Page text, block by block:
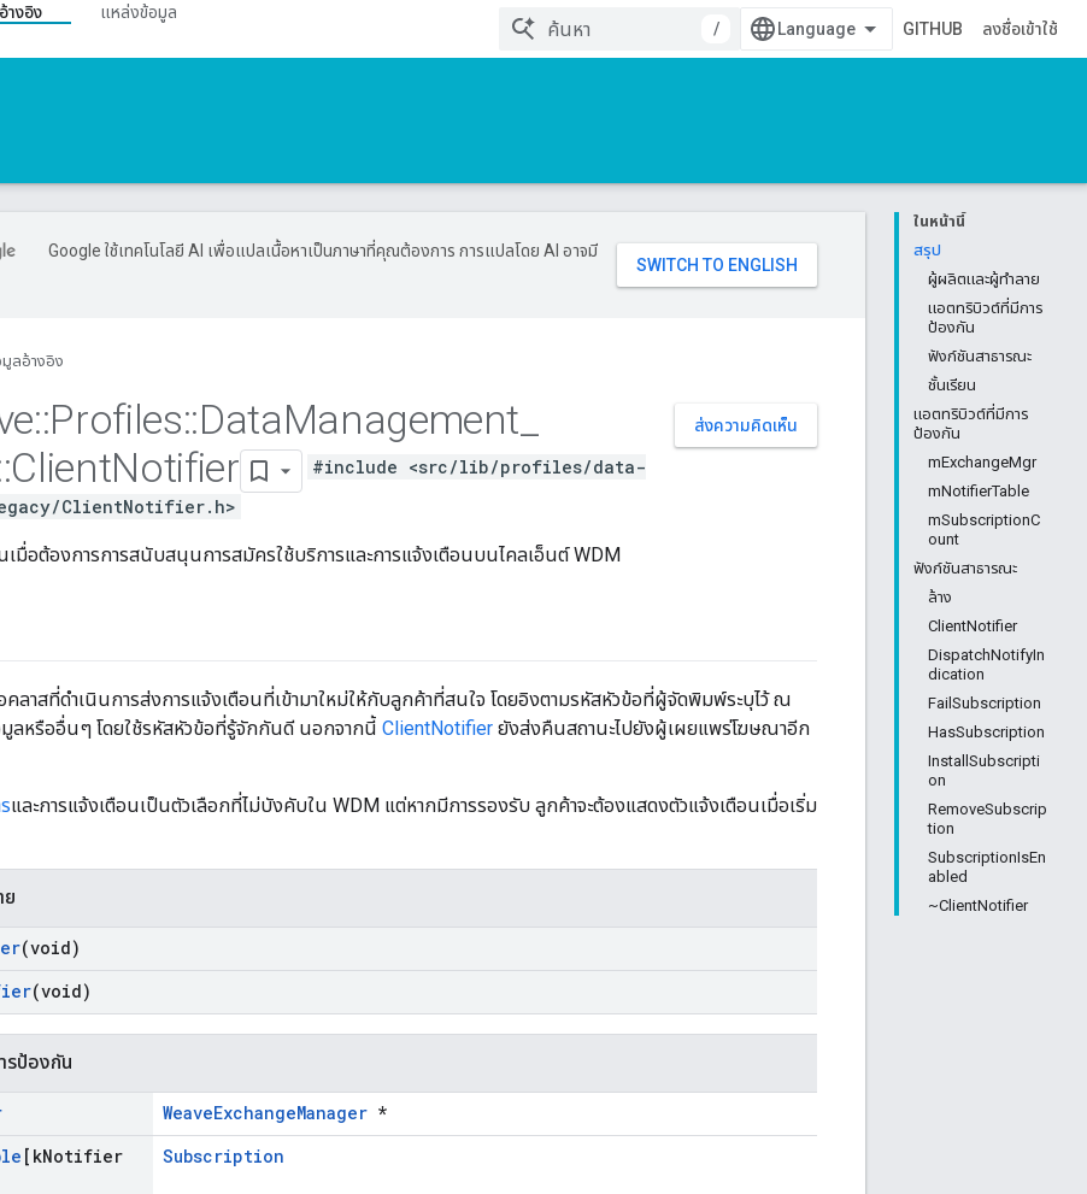
างอิง
แหล่งข้อมูล
/
GITHUB ลงชื่อเข้าใช้
ในหน้านี้
สรุป
ผู้ผลิตและผู้ทำลาย
แอตทริบิวต์ที่มีการ
ป้องกัน
ฟังก์ชันสาธารณะ
ชั้นเรียน
แอตทริบิวต์ที่มีการ
ป้องกัน
mExchangeMgr
mNotifierTable
mSubscriptionC
ount
ฟังก์ชันสาธารณะ
ล้าง
ClientNotifier
DispatchNotifyIn
dication
FailSubscription
HasSubscription
InstallSubscripti
on
RemoveSubscrip
tion
SubscriptionIsEn
abled
~ClientNotifier
Google ใช้เทคโนโลยี AI เพื่อแปลเนื้อหาเป็นภาษาที่คุณต้องการ การแปลโดย AI อาจมี
ลอ้างอิง
ส่งความคิดเห็น
::Profiles::DataManagement
ClientNotifier
#include <src/lib/profiles/data-
ClientNotifier.h>
เมื่อต้องการการสนับสนุนการสมัครใช้บริการและการแจ้งเตือนบนไคลเอ็นต์ WDM
คลาสที่ดำเนินการส่งการแจ้งเตือนที่เข้ามาใหม่ให้กับลูกค้าที่สนใจ โดยอิงตามรหัสหัวข้อที่ผู้จัดพิมพ์ระบุไว้ ณ
มูลหรืออื่นๆ โดยใช้รหัสหัวข้อที่รู้จักกันดี นอกจากนี้ ClientNotifier ยังส่งคืนสถานะไปยังผู้เผยแพร่โฆษณาอีก
และการแจ้งเตือนเป็นตัวเลือกที่ไม่บังคับใน WDM แต่หากมีการรองรับ ลูกค้าจะต้องแสดงตัวแจ้งเตือนเมื่อเริ่ม
ย
(void)
(void)
รป้องกัน
WeaveExchangeManager *
[kNotifier
Subscription